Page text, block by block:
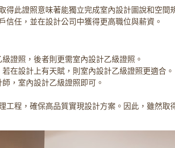
此證照意味著能獨立完成室內設計圖說和空間
任，並在設計公司中獲得更高職位與薪資。
證照，後者則更需室內設計乙級證照。
在設計上有天賦，則室內設計乙級證照更適合。
，室內設計乙級證照即可。
程，確保高品質實現設計方案。因此，雖然取